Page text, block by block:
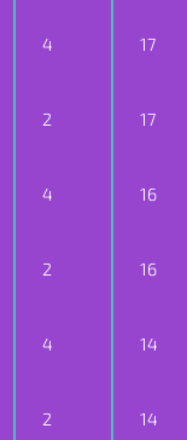
4 17
2 17
4 16
2 16
4 14
2 14